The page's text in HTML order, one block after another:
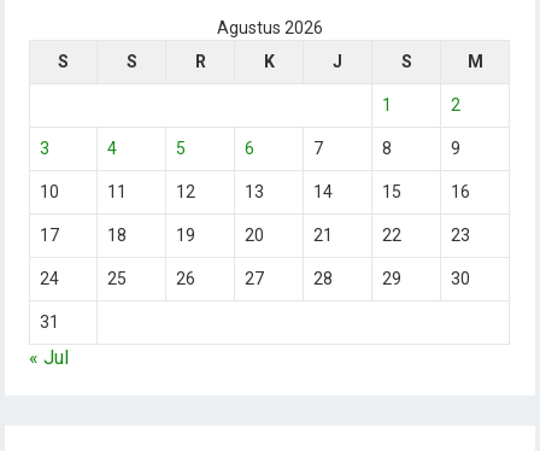
Agustus 2026
S
S R K J S M
1 2
3 4 5 6 7 8 9
10 11 12 13 14 15 16
17 18 19 20 21 22 23
24 25 26 27 28 29 30
31
« Jul